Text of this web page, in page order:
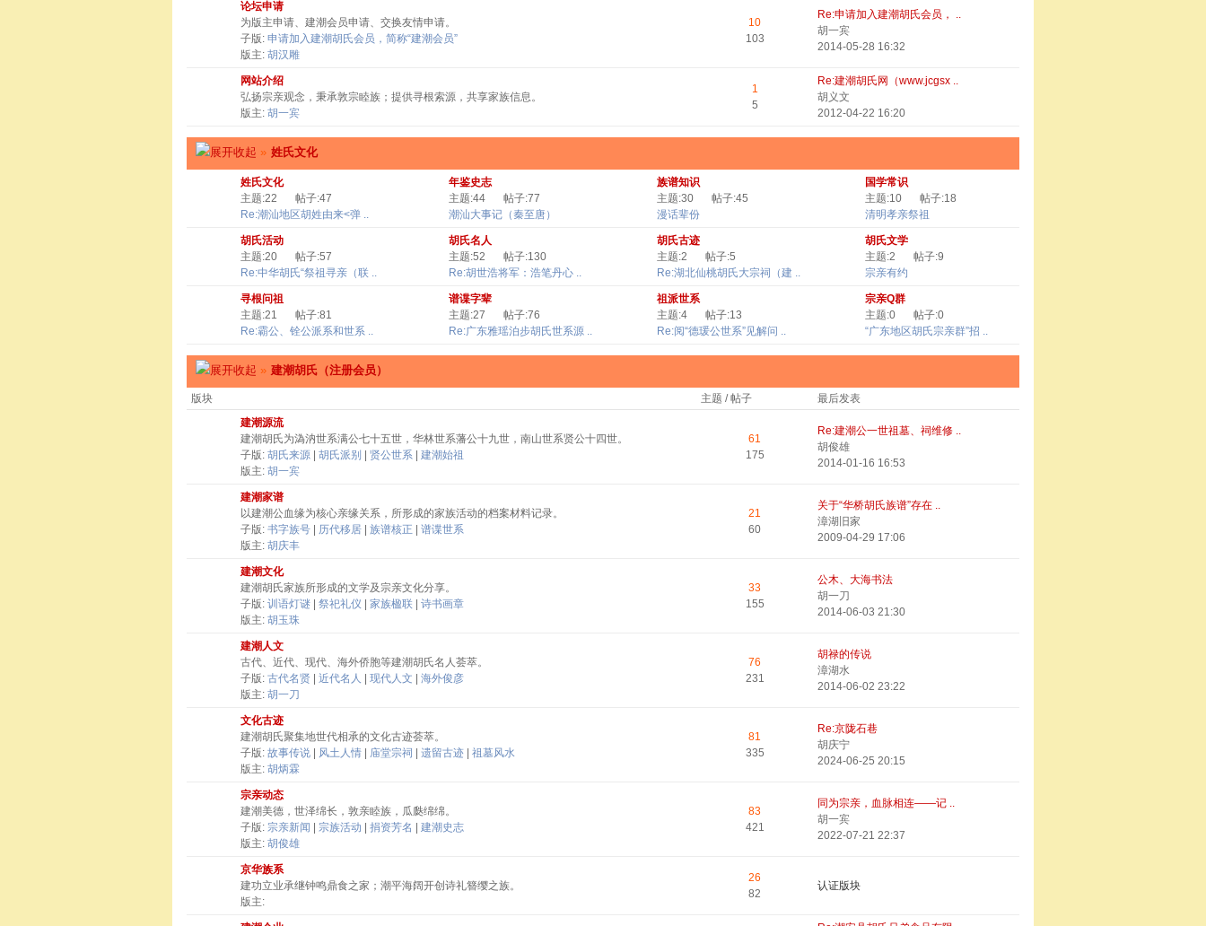
论坛申请
为版主申请、建潮会员申请、交换友情申请。
子版: 申请加入建潮胡氏会员，简称“建潮会员”
版主: 胡汉雕
10
103
Re:申请加入建潮胡氏会员， ..
胡一宾
2014-05-28 16:32
网站介绍
弘扬宗亲观念，秉承敦宗睦族；提供寻根索源，共享家族信息。
版主: 胡一宾
1
5
Re:建潮胡氏网（www.jcgsx ..
胡义文
2012-04-22 16:20
» 姓氏文化
姓氏文化
主题:22
帖子:47
Re:潮汕地区胡姓由来<弹 ..
年鉴史志
主题:44
帖子:77
潮汕大事记（秦至唐）
族谱知识
主题:30
帖子:45
漫话辈份
国学常识
主题:10
帖子:18
清明孝亲祭祖
胡氏活动
主题:20
帖子:57
Re:中华胡氏“祭祖寻亲（联 ..
胡氏名人
主题:52
帖子:130
Re:胡世浩将军：浩笔丹心 ..
胡氏古迹
主题:2
帖子:5
Re:湖北仙桃胡氏大宗祠（建 ..
胡氏文学
主题:2
帖子:9
宗亲有约
寻根问祖
主题:21
帖子:81
Re:霸公、铨公派系和世系 ..
谱谍字辈
主题:27
帖子:76
Re:广东雅瑶泊步胡氏世系源 ..
祖派世系
主题:4
帖子:13
Re:阅“德瑗公世系”见解问 ..
宗亲Q群
主题:0
帖子:0
“广东地区胡氏宗亲群”招 ..
» 建潮胡氏（注册会员）
版块 主题 / 帖子
最后发表
建潮源流
建潮胡氏为溈汭世系满公七十五世，华林世系藩公十九世，南山世系贤公十四世。
子版: 胡氏来源 胡氏派别 贤公世系
建潮始祖
版主: 胡一宾
61
175
Re:建潮公一世祖墓、祠维修 ..
胡俊雄
2014-01-16 16:53
建潮家谱
以建潮公血缘为核心亲缘关系，所形成的家族活动的档案材料记录。
子版: 书字族号 历代移居 族谱核正
谱谍世系
版主: 胡庆丰
21
60
关于“华桥胡氏族谱”存在 ..
漳湖旧家
2009-04-29 17:06
建潮文化
建潮胡氏家族所形成的文学及宗亲文化分享。
子版: 训语灯谜 祭祀礼仪 家族楹联
诗书画章
版主: 胡玉珠
33
155
公木、大海书法
胡一刀
2014-06-03 21:30
建潮人文
古代、近代、现代、海外侨胞等建潮胡氏名人荟萃。
子版: 古代名贤 近代名人 现代人文
海外俊彦
版主: 胡一刀
76
231
胡禄的传说
漳湖水
2014-06-02 23:22
文化古迹
建潮胡氏聚集地世代相承的文化古迹荟萃。
子版: 故事传说 风土人情 庙堂宗祠 遗留古迹
祖墓风水
版主: 胡炳霖
81
335
Re:京陇石巷
胡庆宁
2024-06-25 20:15
宗亲动态
建潮美德，世泽绵长，敦亲睦族，瓜瓞绵绵。
子版: 宗亲新闻 宗族活动 捐资芳名
建潮史志
版主: 胡俊雄
83
421
同为宗亲，血脉相连——记 ..
胡一宾
2022-07-21 22:37
京华族系
建功立业承继钟鸣鼎食之家；潮平海阔开创诗礼簪缨之族。
版主:
26
82
认证版块